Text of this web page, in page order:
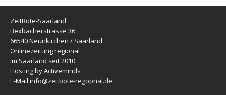
ZeitBote-Saarland
Bexbacherstrasse 36
66540 Neunkirchen / Saarland
Onlinezeitung regional
im Saarland seit 2010
Hosting by Activeminds
E-Mail:info@zeitbote-regopnal.de